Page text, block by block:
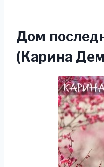
Дом
(Карина